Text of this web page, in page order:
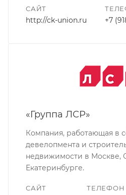
САЙТ
http://ck-union.ru +7
«Группа ЛСР»
Компания, работающая в
девелопмента и
недвижимости в Москве,
Екатеринбурге.
САЙТ ТЕЛЕФОН